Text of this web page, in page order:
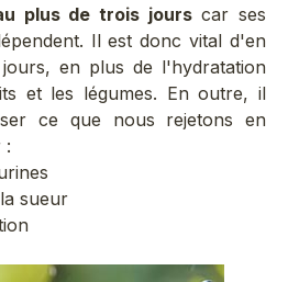
plus de trois jourscar ses
Il est donc vital d'en
en plus de l'hydratation
et les légumes. En outre, il
ce que nous rejetons en
:
sueur